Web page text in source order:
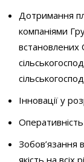
Дотримання
компаніями
встановлених
Інновації у
Зобов’язання
якість на всіх